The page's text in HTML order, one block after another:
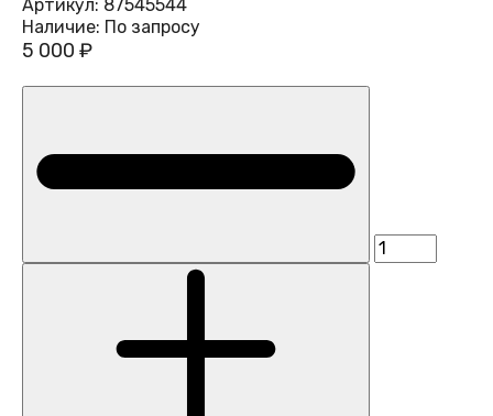
Артикул: 87545544
Наличие: По запросу
5 000 ₽